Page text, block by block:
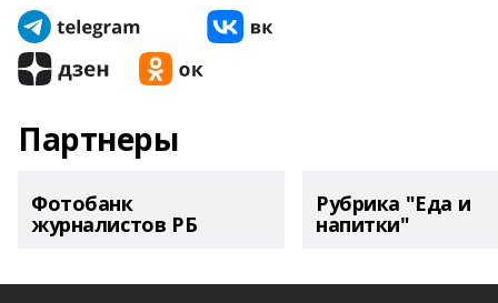
Партнеры
Фотобанк
журналистов РБ
Рубрика "Еда и
напитки"